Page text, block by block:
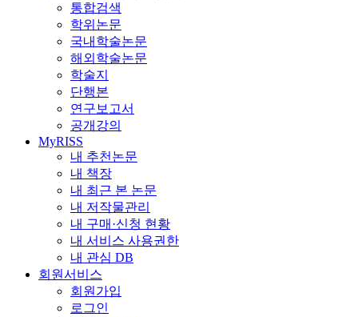
통합검색
학위논문
국내학술논문
해외학술논문
학술지
단행본
연구보고서
공개강의
MyRISS
내 추천논문
내 책장
내 최근 본 논문
내 저작물관리
내 구매·신청 현황
내 서비스 사용권한
내 관심 DB
회원서비스
회원가입
로그인